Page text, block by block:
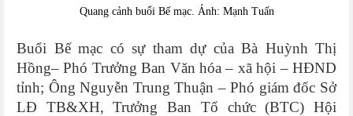
Quang cảnh buổi Bế mạc. Ảnh: Mạnh Tuấn
Buổi Bế mạc có sự tham dự của Bà Huỳnh Thị
Hồng– Phó Trưởng Ban Văn hóa – xã hội – HĐND
tỉnh; Ông Nguyễn Trung Thuận – Phó giám đốc Sở
LĐ TB&XH, Trưởng Ban Tổ chức (BTC) Hội